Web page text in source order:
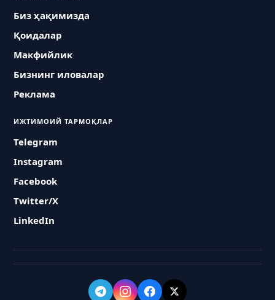
Биз ҳақимизда
Қоидалар
Макфийлик
Бизнинг иловалар
Реклама
ИЖТИМОИЙ ТАРМОҚЛАР
Telegram
Instagram
Facebook
Twitter/X
LinkedIn